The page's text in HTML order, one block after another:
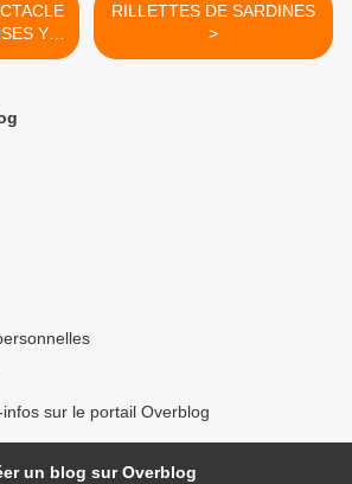
Y
RILLETTES DE SARDINES
>
sur le portail Overblog
un blog sur Overblog